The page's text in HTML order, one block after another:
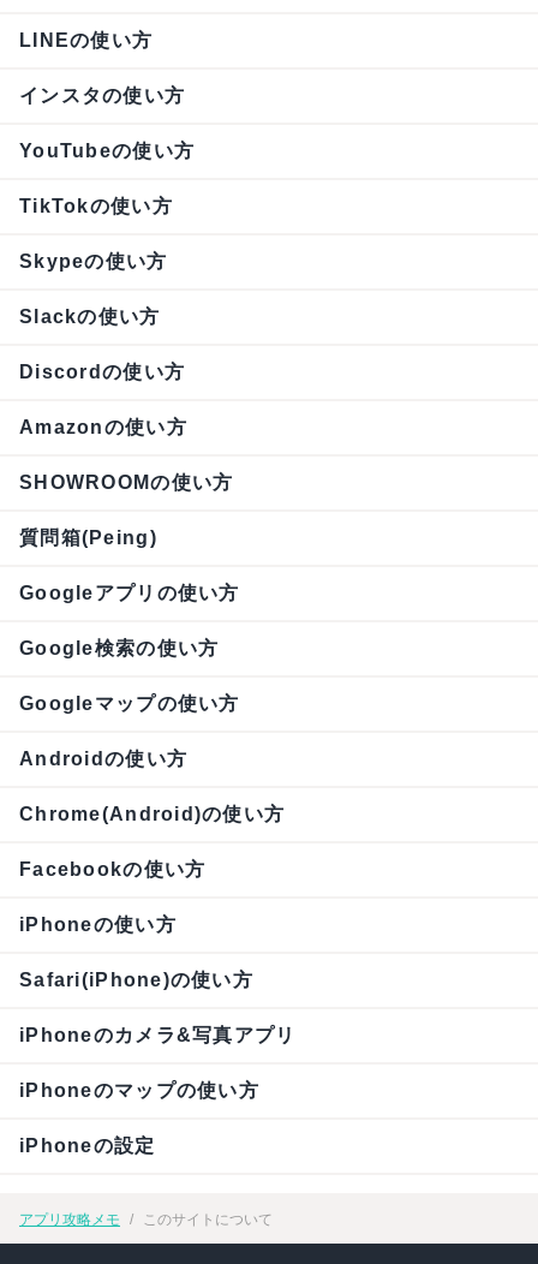
LINEの使い方
インスタの使い方
YouTubeの使い方
TikTokの使い方
Skypeの使い方
Slackの使い方
Discordの使い方
Amazonの使い方
SHOWROOMの使い方
質問箱(Peing)
Googleアプリの使い方
Google検索の使い方
Googleマップの使い方
Androidの使い方
Chrome(Android)の使い方
Facebookの使い方
iPhoneの使い方
Safari(iPhone)の使い方
iPhoneのカメラ&写真アプリ
iPhoneのマップの使い方
iPhoneの設定
アプリ攻略メモ このサイトについて